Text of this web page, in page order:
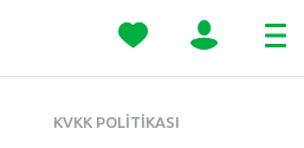
KVKK POLITIKASI